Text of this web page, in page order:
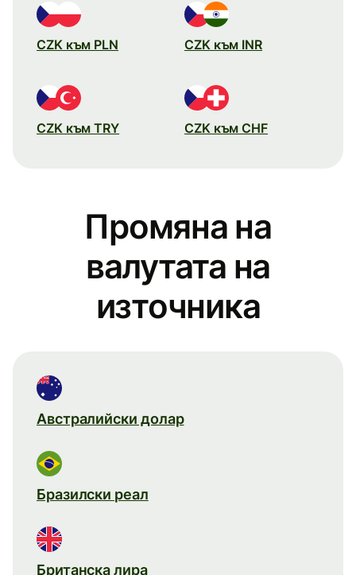
CZK към PLN CZK към INR
CZK към TRY CZK към CHF
Промяна на
валутата на
източника
Австралийски долар
Бразилски реал
Британска лира